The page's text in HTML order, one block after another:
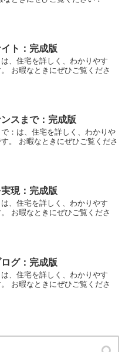
ト：完成版
、住宅を詳しく、わかりやす
お暇なときにぜひご覧くださ
スまで：完成版
：は、住宅を詳しく、わかりや
。 お暇なときにぜひご覧くださ
現：完成版
、住宅を詳しく、わかりやす
お暇なときにぜひご覧くださ
グ：完成版
、住宅を詳しく、わかりやす
お暇なときにぜひご覧くださ
：完成版